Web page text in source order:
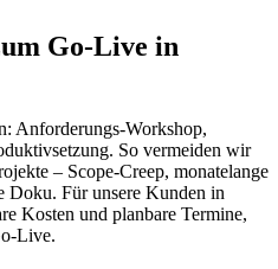
Go-Live in
Anforderungs-Workshop,
So vermeiden wir
– Scope-Creep, monatelange
Doku. Für unsere Kunden in
Kosten und planbare Termine,
Live.